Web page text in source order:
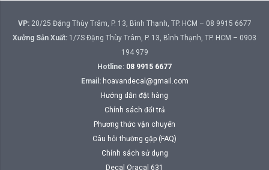
VP:20/25 Đặng Thùy Trâm, P. 13, Bình Thạnh, TP. HCM – 08 9915 6677
Xưởng Sản Xuất: 1/7S Đặng Thùy Trâm, P. 13, Bình Thạnh, TP. HCM – 0903
194 979
Hotline: 08 9915 6677
Email: hoavandecal@gmail.com
Hướng dẫn đặt hàng
Chính sách đổi trả
Phương thức vận chuyển
Câu hỏi thường gặp (FAQ)
Chính sách sử dụng
Decal Oracal 631